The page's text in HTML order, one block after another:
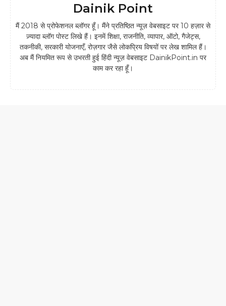
Dainik Point
मैं 2018 से प्रोफेशनल ब्लॉगर हूँ। मैंने प्रतिष्ठित न्यूज़ वेबसाइट पर 10 हज़ार से
ज़्यादा ब्लॉग पोस्ट लिखे हैं। इनमें शिक्षा, राजनीति, व्यापार, ऑटो, गैजेट्स,
तकनीकी, सरकारी योजनाएँ, रोज़गार जैसे लोकप्रिय विषयों पर लेख शामिल हैं।
अब मैं नियमित रूप से उभरती हुई हिंदी न्यूज़ वेबसाइट DainikPoint.in पर
काम कर रहा हूँ।